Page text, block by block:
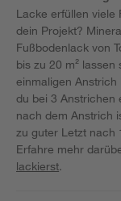
Lacke erfüllen viele
dein Projekt?
Fußbodenlack von
bis zu 20 m²
einmaligen
du bei 3 Anstrichen
nach dem Anstrich
zu guter Letzt nach
Erfahre mehr
lackierst.